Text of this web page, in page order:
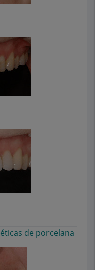
de porcelana